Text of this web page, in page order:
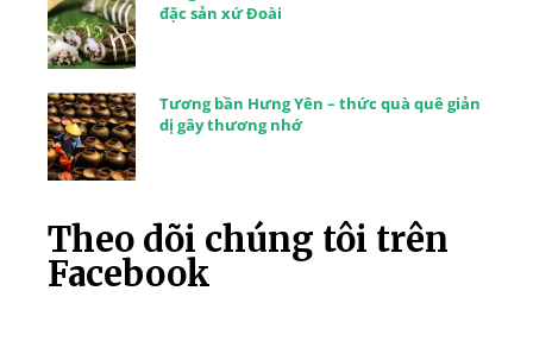
đặc sản xứ Đoài
Tương bần Hưng Yên – thức quà quê giản
dị gây thương nhớ
Theo dõi chúng tôi trên
Facebook